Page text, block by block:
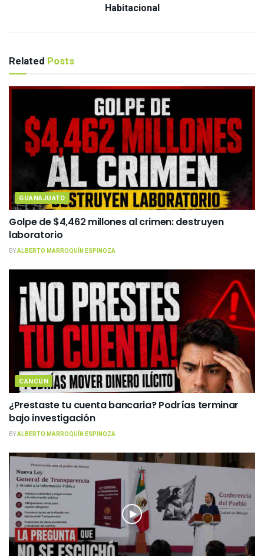
Habitacional
Related Posts
GUANAJUATO
Golpe de $4,462 millones al crimen: destruyen
laboratorio
BYALBERTO MARROQUÍN ESPINOZA
CANCÚN
¿Prestaste tu cuenta bancaria? Podrías terminar
bajo investigación
BYALBERTO MARROQUÍN ESPINOZA